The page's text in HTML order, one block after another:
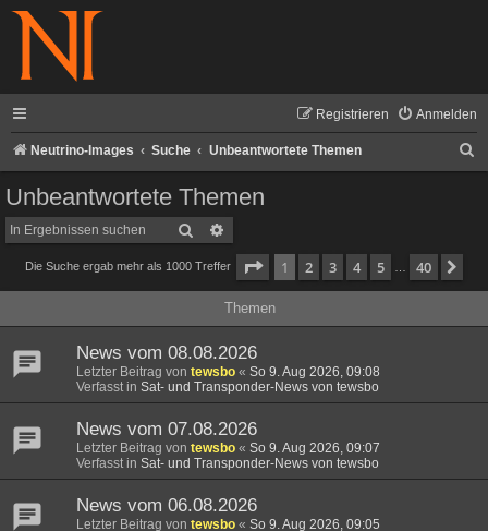
Anmelden
Registrieren
Neutrino-Images Suche Unbeantwortete Themen
Unbeantwortete Themen
Suche
Die Suche ergab mehr als 1000 Treffer Seite 1von 40
1 2 3 4 5 40
Themen
News vom 08.08.2026
Letzter Beitrag von tewsbo « So 9. Aug 2026, 09:08
Verfasst in Sat- und Transponder-News von tewsbo
News vom 07.08.2026
Letzter Beitrag von tewsbo « So 9. Aug 2026, 09:07
Verfasst in Sat- und Transponder-News von tewsbo
News vom 06.08.2026
Letzter Beitrag von tewsbo « So 9. Aug 2026, 09:05